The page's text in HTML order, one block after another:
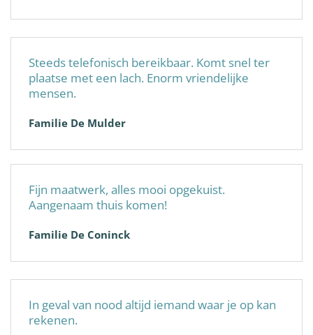
Steeds telefonisch bereikbaar. Komt snel ter
plaatse met een lach. Enorm vriendelijke
mensen.
Familie De Mulder
Fijn maatwerk, alles mooi opgekuist.
Aangenaam thuis komen!
Familie De Coninck
In geval van nood altijd iemand waar je op kan
rekenen.